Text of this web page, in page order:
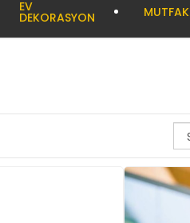
EV
DEKORASYON MUTFAK